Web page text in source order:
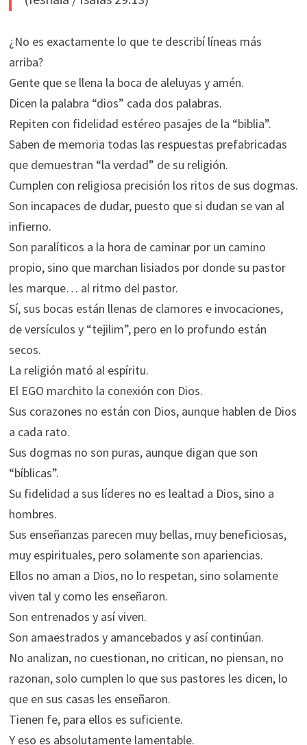
¿No es exactamente lo que te describí líneas más
arriba?
Gente que se llena la boca de aleluyas y amén.
Dicen la palabra “dios” cada dos palabras.
Repiten con fidelidad estéreo pasajes de la “biblia”.
Saben de memoria todas las respuestas prefabricadas
que demuestran “la verdad” de su religión.
Cumplen con religiosa precisión los ritos de sus dogmas.
Son incapaces de dudar, puesto que si dudan se van al
infierno.
Son paralíticos a la hora de caminar por un camino
propio, sino que marchan lisiados por donde su pastor
les marque… al ritmo del pastor.
Sí, sus bocas están llenas de clamores e invocaciones,
de versículos y “tejilim”, pero en lo profundo están
secos.
La religión mató al espíritu.
El EGO marchito la conexión con Dios.
Sus corazones no están con Dios, aunque hablen de Dios
a cada rato.
Sus dogmas no son puras, aunque digan que son
“bíblicas”.
Su fidelidad a sus líderes no es lealtad a Dios, sino a
hombres.
Sus enseñanzas parecen muy bellas, muy beneficiosas,
muy espirituales, pero solamente son apariencias.
Ellos no aman a Dios, no lo respetan, sino solamente
viven tal y como les enseñaron.
Son entrenados y así viven.
Son amaestrados y amancebados y así continúan.
No analizan, no cuestionan, no critican, no piensan, no
razonan, solo cumplen lo que sus pastores les dicen, lo
que en sus casas les enseñaron.
Tienen fe, para ellos es suficiente.
Y eso es absolutamente lamentable.